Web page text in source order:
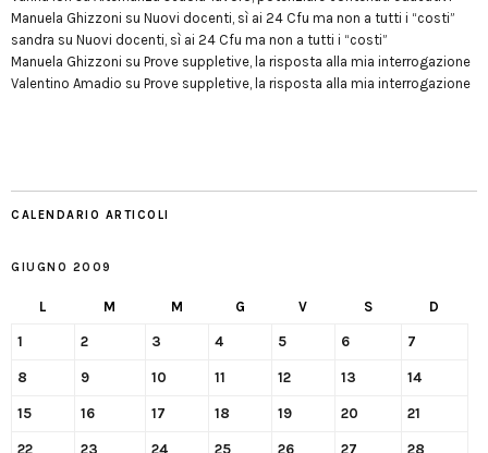
Manuela Ghizzoni su Nuovi docenti, sì ai 24 Cfu ma non a tutti i “costi”
sandra su Nuovi docenti, sì ai 24 Cfu ma non a tutti i “costi”
Manuela Ghizzoni su Prove suppletive, la risposta alla mia interrogazione
Valentino Amadio su Prove suppletive, la risposta alla mia interrogazione
CALENDARIO ARTICOLI
GIUGNO 2009
L M M G V S D
1 2 3 4 5 6 7
8 9 10 11 12 13 14
15 16 17 18 19 20 21
22 23 24 25 26 27 28